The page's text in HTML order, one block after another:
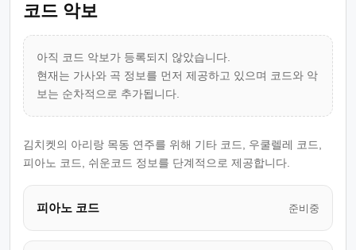
코드 악보
아직 코드 악보가 등록되지 않았습니다.
현재는 가사와 곡 정보를 먼저 제공하고 있으며 코드와 악
보는 순차적으로 추가됩니다.
김치켓의 아리랑 목동 연주를 위해 기타 코드, 우쿨렐레 코드,
피아노 코드, 쉬운코드 정보를 단계적으로 제공합니다.
피아노 코드 준비중